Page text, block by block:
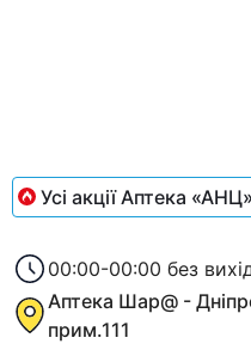
Усі акції Аптека
00:00-00:00 без
Аптека Шар@ -
прим.111